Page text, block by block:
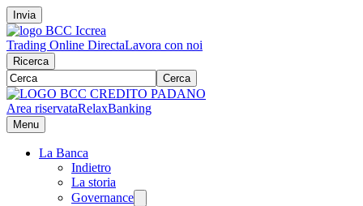
Invia
Trading Online DirectaLavora con noi
Ricerca
Cerca
Area riservataRelaxBanking
Menu
La Banca
Indietro
La storia
Governance